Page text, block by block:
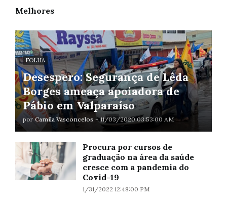
Melhores
FOLHA
Desespero: Segurança de Lêda
Borges ameaça apoiadora de
Pábio em Valparaíso
por Camila Vasconcelos - 11/03/2020 03:53:00 AM
Procura por cursos de
graduação na área da saúde
cresce com a pandemia do
Covid-19
1/31/2022 12:48:00 PM